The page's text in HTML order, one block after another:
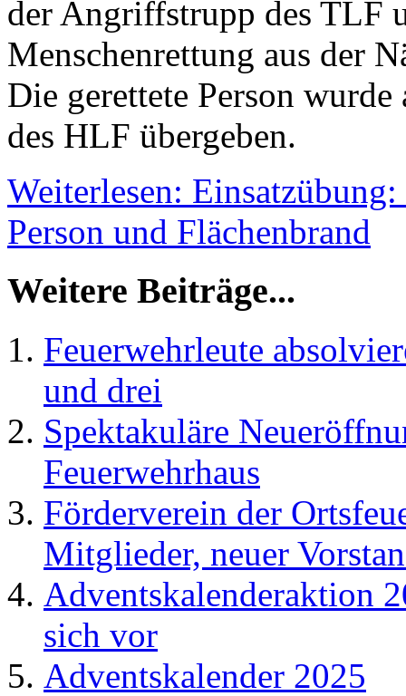
der Angriffstrupp des TLF
Menschenrettung aus der
Die gerettete Person
des HLF übergeben.
Weiterlesen:
Person und Flächenbrand
Weitere Beiträge...
Feuerwehrleute
und drei
Spektakuläre
Feuerwehrhaus
Förderverein der
Mitglieder, neuer
Adventskalenderaktion
sich vor
Adventskalender 2025